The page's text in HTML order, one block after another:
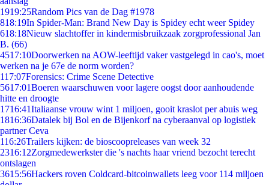
1919:25Random Pics van de Dag #1978
818:19In Spider-Man: Brand New Day is Spidey echt weer Spidey
618:18Nieuw slachtoffer in kindermisbruikzaak zorgprofessional Jan
B. (66)
4517:10Doorwerken na AOW-leeftijd vaker vastgelegd in cao's, moet
werken na je 67e de norm worden?
117:07Forensics: Crime Scene Detective
5617:01Boeren waarschuwen voor lagere oogst door aanhoudende
hitte en droogte
1716:41Italiaanse vrouw wint 1 miljoen, gooit kraslot per abuis weg
1816:36Datalek bij Bol en de Bijenkorf na cyberaanval op logistiek
partner Ceva
116:26Trailers kijken: de bioscoopreleases van week 32
2316:12Zorgmedewerkster die 's nachts haar vriend bezocht terecht
ontslagen
3615:56Hackers roven Coldcard-bitcoinwallets leeg voor 114 miljoen